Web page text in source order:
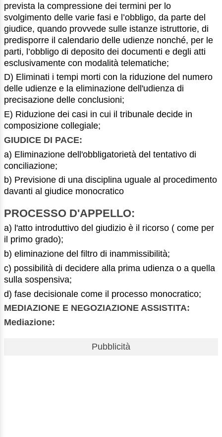
prevista la compressione dei termini per lo
svolgimento delle varie fasi e l’obbligo, da parte del
giudice, quando provvede sulle istanze istruttorie, di
predisporre il calendario delle udienze nonché, per le
parti, l’obbligo di deposito dei documenti e degli atti
esclusivamente con modalità telematiche;
D) Eliminati i tempi morti con la riduzione del numero
delle udienze e la eliminazione dell'udienza di
precisazione delle conclusioni;
E) Riduzione dei casi in cui il tribunale decide in
composizione collegiale;
GIUDICE DI PACE:
a) Eliminazione dell'obbligatorietà del tentativo di
conciliazione;
b) Previsione di una disciplina uguale al procedimento
davanti al giudice monocratico
PROCESSO D'APPELLO:
a) l'atto introduttivo del giudizio è il ricorso ( come per
il primo grado);
b) eliminazione del filtro di inammissibilità;
c) possibilità di decidere alla prima udienza o a quella
sulla sospensiva;
d) fase decisionale come il processo monocratico;
MEDIAZIONE E NEGOZIAZIONE ASSISTITA:
Mediazione:
Pubblicità